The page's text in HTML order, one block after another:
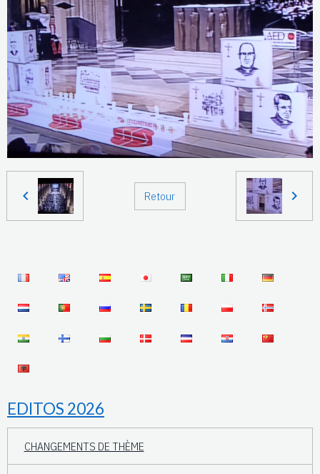
Retour
EDITOS 2026
CHANGEMENTS DE THÈME